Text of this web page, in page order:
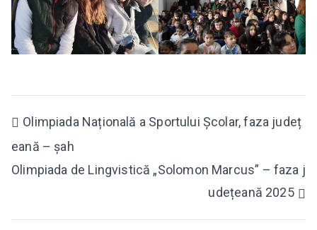
Navigare
în
articole
Olimpiada Națională a Sportului Școlar, faza județ
eană – șah
Olimpiada de Lingvistică „Solomon Marcus” – faza j
udețeană 2025